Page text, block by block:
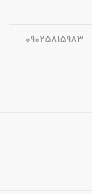
09025815983